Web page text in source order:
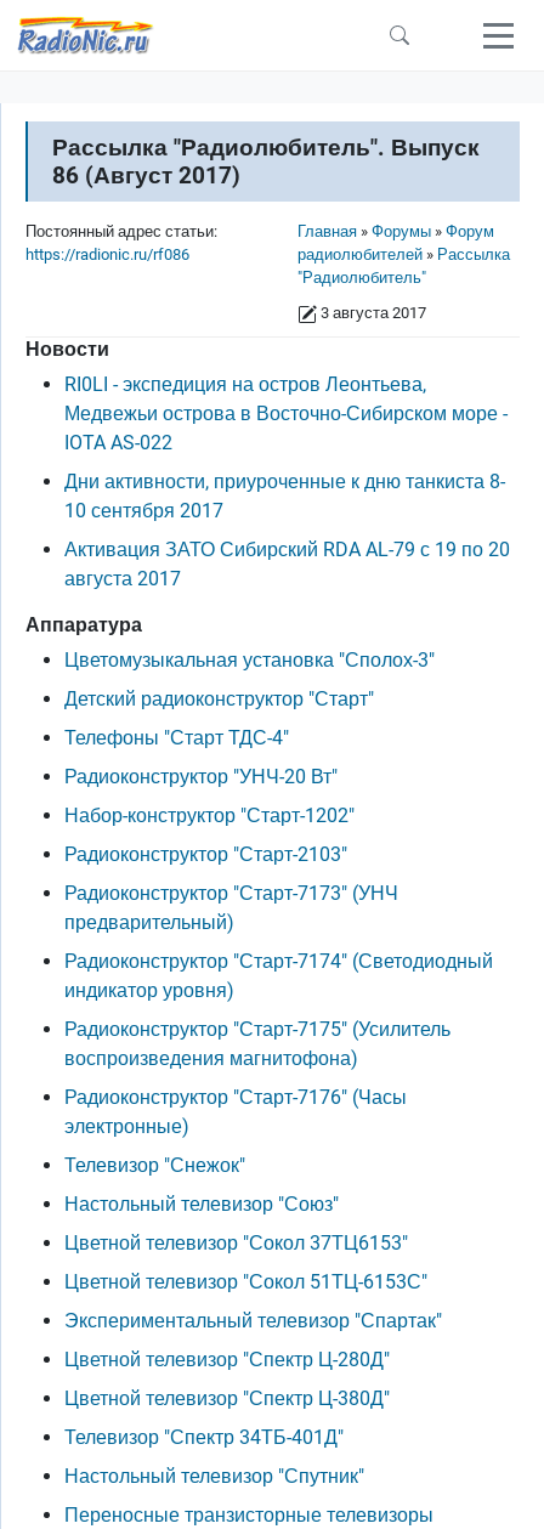
Перейти к основному содержанию
Рассылка "Радиолюбитель". Выпуск
86 (Август 2017)
Строка навигации
Главная Форумы
Форум
радиолюбителей
Рассылка
"Радиолюбитель"
3 августа 2017
Постоянный адрес статьи:
https://radionic.ru/rf086
Новости
RI0LI - экспедиция на остров Леонтьева,
Медвежьи острова в Восточно-Сибирском море -
IOTA AS-022
Дни активности, приуроченные к дню танкиста 8-
10 сентября 2017
Активация ЗАТО Сибирский RDA AL-79 с 19 по 20
августа 2017
Аппаратура
Цветомузыкальная установка "Сполох-3"
Детский радиоконструктор "Старт"
Телефоны "Старт ТДС-4"
Радиоконструктор "УНЧ-20 Вт"
Набор-конструктор "Старт-1202"
Радиоконструктор "Старт-2103"
Радиоконструктор "Старт-7173" (УНЧ
предварительный)
Радиоконструктор "Старт-7174" (Светодиодный
индикатор уровня)
Радиоконструктор "Старт-7175" (Усилитель
воспроизведения магнитофона)
Радиоконструктор "Старт-7176" (Часы
электронные)
Телевизор "Снежок"
Настольный телевизор "Союз"
Цветной телевизор "Сокол 37ТЦ6153"
Цветной телевизор "Сокол 51ТЦ-6153С"
Экспериментальный телевизор "Спартак"
Цветной телевизор "Спектр Ц-280Д"
Цветной телевизор "Спектр Ц-380Д"
Телевизор "Спектр 34ТБ-401Д"
Настольный телевизор "Спутник"
Переносные транзисторные телевизоры